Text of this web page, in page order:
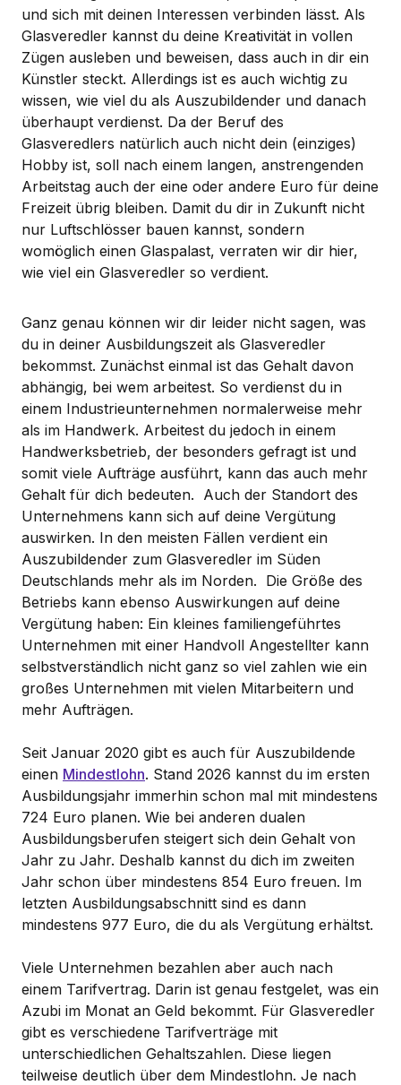
und sich mit deinen Interessen verbinden lässt. Als
Glasveredler kannst du deine Kreativität in vollen
Zügen ausleben und beweisen, dass auch in dir ein
Künstler steckt. Allerdings ist es auch wichtig zu
wissen, wie viel du als Auszubildender und danach
überhaupt verdienst. Da der Beruf des
Glasveredlers natürlich auch nicht dein (einziges)
Hobby ist, soll nach einem langen, anstrengenden
Arbeitstag auch der eine oder andere Euro für deine
Freizeit übrig bleiben. Damit du dir in Zukunft nicht
nur Luftschlösser bauen kannst, sondern
womöglich einen Glaspalast, verraten wir dir hier,
wie viel ein Glasveredler so verdient.
Ganz genau können wir dir leider nicht sagen, was
du in deiner Ausbildungszeit als Glasveredler
bekommst. Zunächst einmal ist das Gehalt davon
abhängig, bei wem arbeitest. So verdienst du in
einem Industrieunternehmen normalerweise mehr
als im Handwerk. Arbeitest du jedoch in einem
Handwerksbetrieb, der besonders gefragt ist und
somit viele Aufträge ausführt, kann das auch mehr
Gehalt für dich bedeuten. Auch der Standort des
Unternehmens kann sich auf deine Vergütung
auswirken. In den meisten Fällen verdient ein
Auszubildender zum Glasveredler im Süden
Deutschlands mehr als im Norden. Die Größe des
Betriebs kann ebenso Auswirkungen auf deine
Vergütung haben: Ein kleines familiengeführtes
Unternehmen mit einer Handvoll Angestellter kann
selbstverständlich nicht ganz so viel zahlen wie ein
großes Unternehmen mit vielen Mitarbeitern und
mehr Aufträgen.
Seit Januar 2020 gibt es auch für Auszubildende
einen Mindestlohn. Stand 2026 kannst du im ersten
Ausbildungsjahr immerhin schon mal mit mindestens
724 Euro planen. Wie bei anderen dualen
Ausbildungsberufen steigert sich dein Gehalt von
Jahr zu Jahr. Deshalb kannst du dich im zweiten
Jahr schon über mindestens 854 Euro freuen. Im
letzten Ausbildungsabschnitt sind es dann
mindestens 977 Euro, die du als Vergütung erhältst.
Viele Unternehmen bezahlen aber auch nach
einem Tarifvertrag. Darin ist genau festgelet, was ein
Azubi im Monat an Geld bekommt. Für Glasveredler
gibt es verschiedene Tarifverträge mit
unterschiedlichen Gehaltszahlen. Diese liegen
teilweise deutlich über dem Mindestlohn. Je nach